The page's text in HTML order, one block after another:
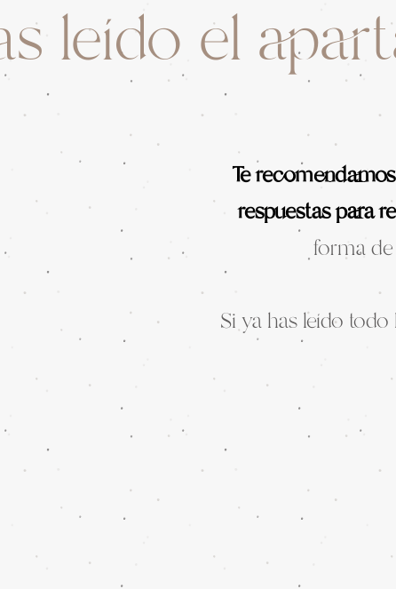
leído el
Te recomendamos
respuestas para
forma
Si ya has leído